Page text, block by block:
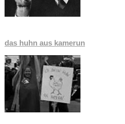
das huhn aus kamerun